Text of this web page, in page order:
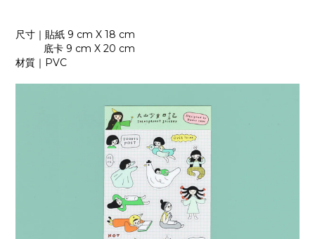
尺寸｜貼紙 9 cm X 18 cm
底卡 9 cm X 20 cm
材質｜PVC